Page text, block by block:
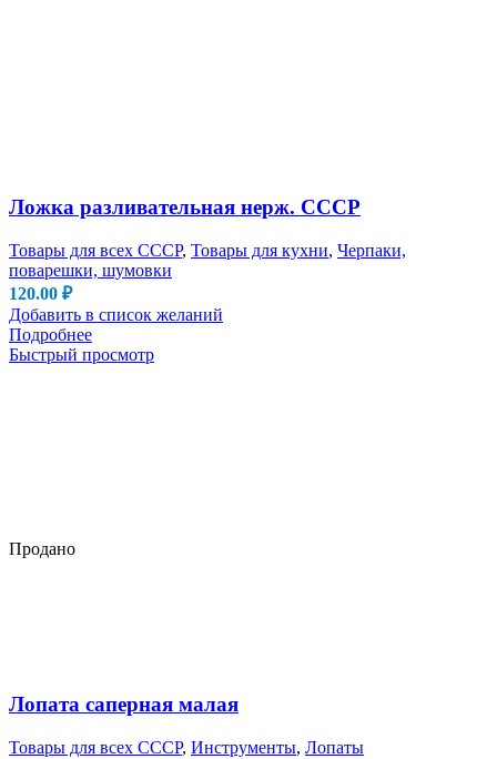
Продано
Ложка разливательная нерж. СССР
Товары для всех СССР, Товары для кухни, Черпаки,
поварешки, шумовки
120.00 ₽
Добавить в список желаний
Подробнее
Быстрый просмотр
Лопата саперная малая
Товары для всех СССР, Инструменты, Лопаты